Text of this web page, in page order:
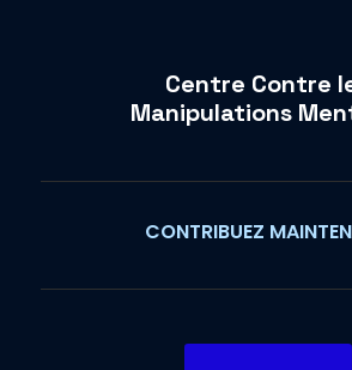
Centre Contre
Manipulations
CONTRIBUEZ